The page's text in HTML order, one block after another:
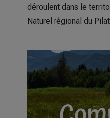
déroulent dans le
Naturel régional du